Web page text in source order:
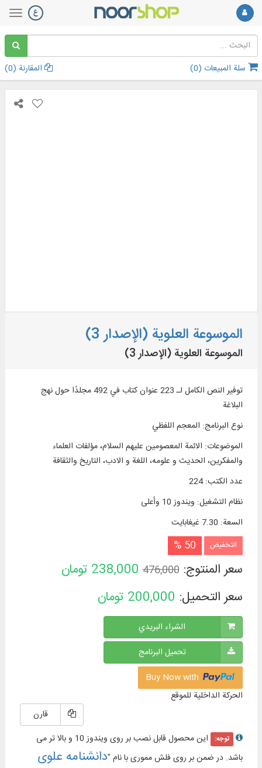
سلة المبيعات (0
) المقارنة (0
)
الموسوعة العلوية (الإصدار 3)
الموسوعة العلوية (الإصدار 3)
توفير النص الكامل لـ 223 عنوان كتاب في 492 مجلدًا حول نهج
البلاغة
نوع البرنامج: المعجم اللفظي
الموضوعات: الائمة المعصومين عليهم السلام، مؤلفات العلماء
والمفكرين، الحديث و علومه، اللغة و الادب، التاريخ والثقافة
عدد الكتب:
224
نظام التشغیل: ويندوز 10 وأعلی
السعة: 7.30 غيغابايت
التخفيض 50 %
سعر المنتوج:476,000
238,000 تومان
سعر التحميل: 200,000 تومان
الشراء البريدي
تحميل البرنامج
الحركة الداخلية للموقع
قارن
توجه:
این محصول قابل نصب بر روی ویندوز 10 و بالا تر می
باشد. در ضمن بر روی فلش مموری با نام "دانشنامه علوی